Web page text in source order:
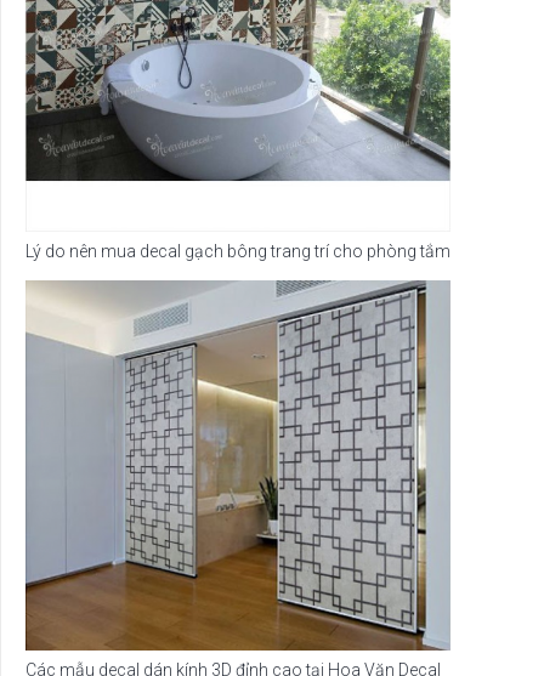
Lý do nên mua decal gạch bông trang trí cho phòng tắm
Các mẫu decal dán kính 3D đỉnh cao tại Hoa Văn Decal